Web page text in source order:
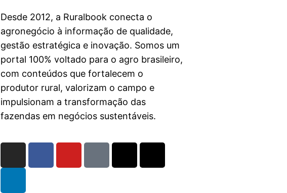
Desde 2012, a Ruralbook conecta o
agronegócio à informação de qualidade,
gestão estratégica e inovação. Somos um
portal 100% voltado para o agro brasileiro,
com conteúdos que fortalecem o
produtor rural, valorizam o campo e
impulsionam a transformação das
fazendas em negócios sustentáveis.